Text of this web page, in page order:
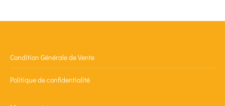
Condition Générale de Vente
Politique de confidentialité